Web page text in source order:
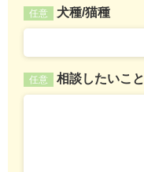
任意 犬種/猫種
任意 相談したいこと